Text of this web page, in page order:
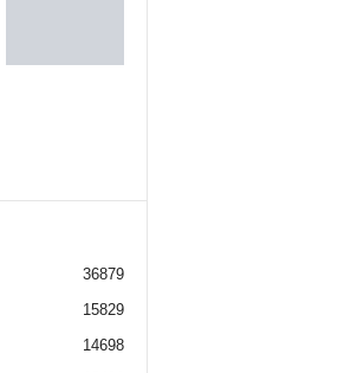
36879
15829
14698